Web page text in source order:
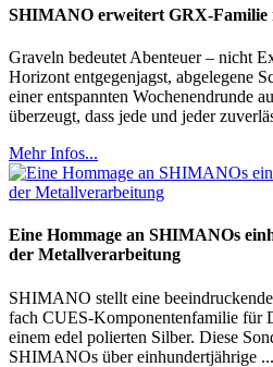
SHIMANO erweitert GRX-Familie
Graveln bedeutet Abenteuer – nicht
Horizont entgegenjagst, abgelegene
einer entspannten Wochenendrunde
überzeugt, dass jede und jeder
Mehr Infos...
Eine Hommage an SHIMANOs
der Metallverarbeitung
SHIMANO stellt eine
fach CUES-Komponentenfamilie für
einem edel polierten Silber. Diese
SHIMANOs über einhundertjährige ...